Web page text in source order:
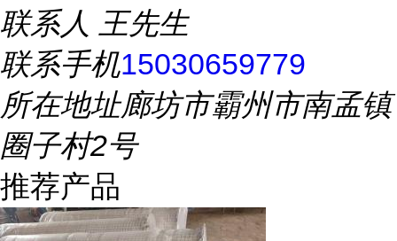
联系人 王先生
联系手机15030659779
所在地址廊坊市霸州市南孟镇
圈子村2号
推荐产品